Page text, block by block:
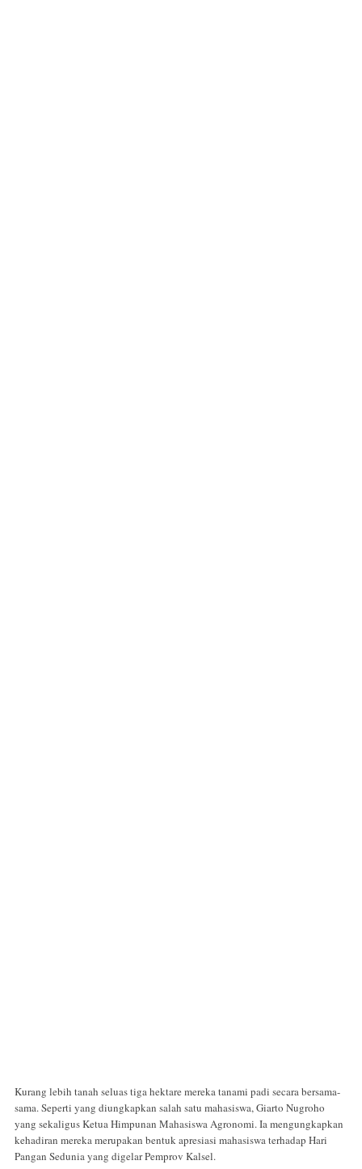
Kurang lebih tanah seluas tiga hektare mereka tanami padi secara bersama-
sama. Seperti yang diungkapkan salah satu mahasiswa, Giarto Nugroho
yang sekaligus Ketua Himpunan Mahasiswa Agronomi. Ia mengungkapkan
kehadiran mereka merupakan bentuk apresiasi mahasiswa terhadap Hari
Pangan Sedunia yang digelar Pemprov Kalsel.